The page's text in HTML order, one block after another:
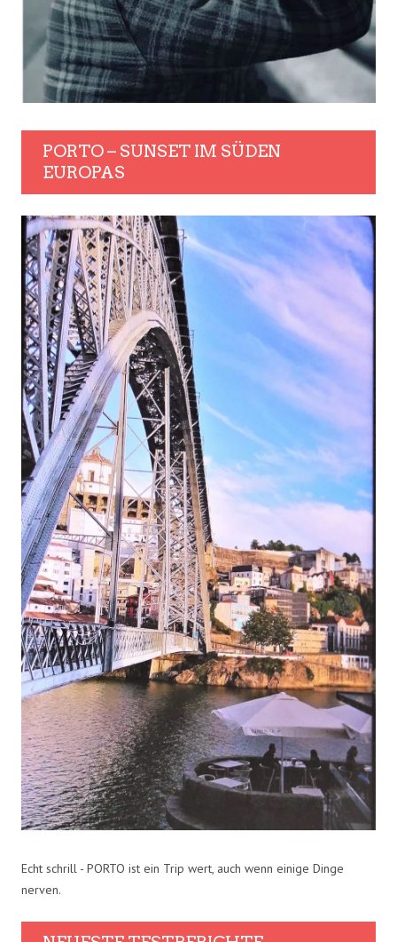
PORTO – SUNSET IM SÜDEN
EUROPAS
Echt schrill - PORTO ist ein Trip wert, auch wenn einige Dinge
nerven.